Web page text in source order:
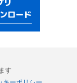
す